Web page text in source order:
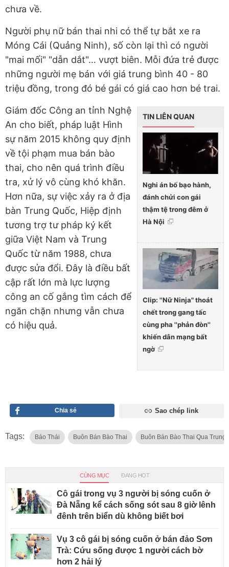
chưa về.
Người phụ nữ bán thai nhi có thể tự bắt xe ra
Móng Cái (Quảng Ninh), số còn lại thì có người
"mai mối" "dẫn dắt"… vượt biên. Mỗi đứa trẻ được
những người mẹ bán với giá trung bình 40 - 80
triệu đồng, trong đó bé gái có giá cao hơn bé trai.
TIN LIÊN QUAN
Nghi án bố bạo hành,
đánh chửi con gái
thậm tệ trong đêm ở
Hà Nội
Clip: ''Nữ Ninja" thoát
chết trong gang tấc
cùng pha ''phản đòn''
khiến dân mạng bất
ngờ
Giám đốc Công an tỉnh Nghệ
An cho biết, pháp luật Hình
sự năm 2015 không quy định
về tội phạm mua bán bào
thai, cho nên quá trình điều
tra, xử lý vô cùng khó khăn.
Hơn nữa, sự việc xảy ra ở địa
bàn Trung Quốc, Hiệp định
tương trợ tư pháp ký kết
giữa Việt Nam và Trung
Quốc từ năm 1988, chưa
được sửa đổi. Đây là điều bất
cập rất lớn mà lực lượng
công an cố gắng tìm cách để
ngăn chặn nhưng vẫn chưa
có hiệu quả.
Chia sẻ Sao chép link
Tags: Báo Thái Buôn Bán Bào Thai Buôn Bán Bào Thai Qua Trung
CÙNG MỤC ĐANG HOT
Cô gái trong vụ 3 người bị sóng cuốn ở
Đà Nẵng kể cách sống sót sau 8 giờ lênh
đênh trên biển dù không biết bơi
Vụ 3 cô gái bị sóng cuốn ở bán đảo Sơn
Trà: Cứu sống được 1 người cách bờ
hơn 2 hải lý